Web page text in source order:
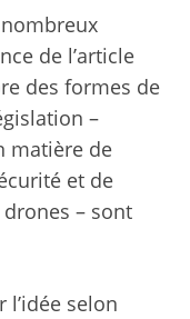
de l’article
des formes de
–
matière de
et de
– sont
selon